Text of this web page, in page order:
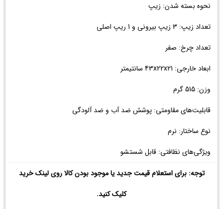
نحوه بسته شدن: زیپ
تعداد زیپ: 3 زیپ بیرونی و 1 ریپ اصلی
تعداد چرخ: صفر
ابعاد خارجی: 43x22x21 سانتیمتر
وزن: 515 گرم
قابلیت‌های مقاومتی: پوشش ضد آب و ضد آلودگی
نوع ساختار: نرم
ویژگی‌های نظافتی: قابل شستشو
توجه: برای استعلام قیمت جدید یا موجود بودن کالا روی لینک خرید
کلیک کنید.